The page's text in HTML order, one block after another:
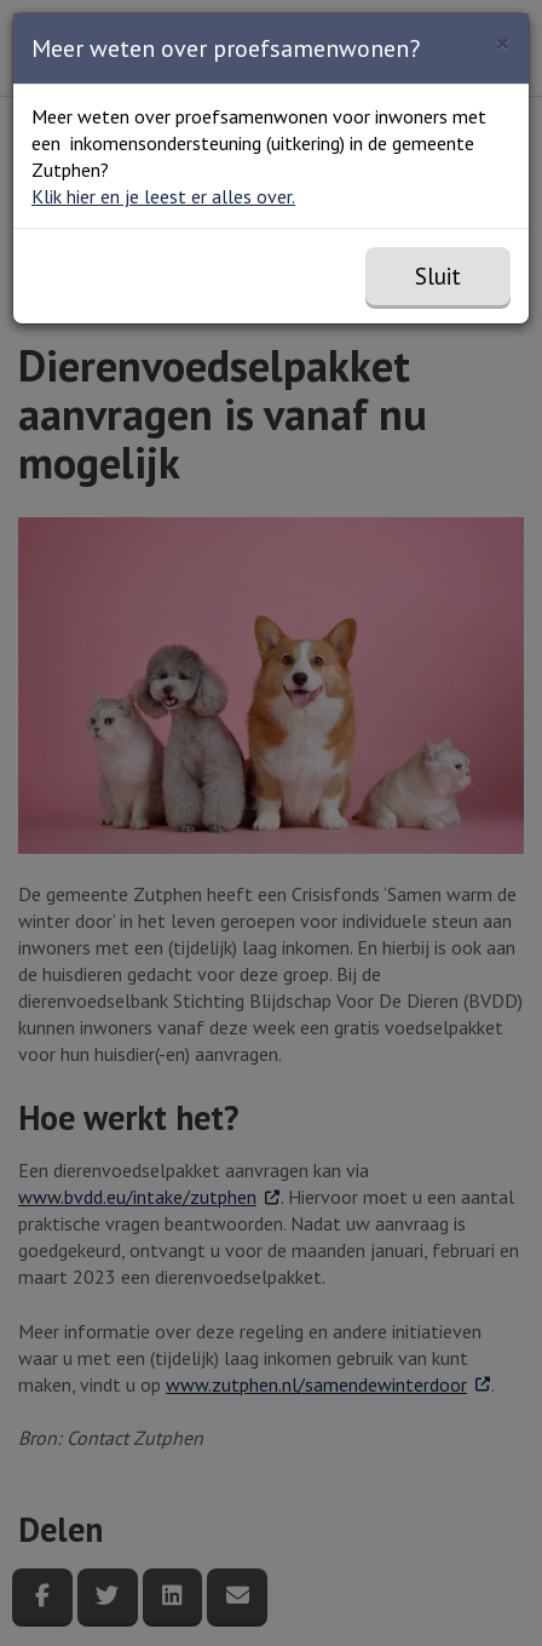
Open en sluit het
Menu
Lees voor
Uitleg woorden
Simpele tekst
Home
Dierenvoedselpakket aanvragen is vanaf nu
mogelijk
Dierenvoedselpakket
aanvragen is vanaf nu
mogelijk
De gemeente Zutphen heeft een Crisisfonds ‘Samen warm de
winter door’ in het leven geroepen voor individuele steun aan
inwoners met een (tijdelijk) laag inkomen. En hierbij is ook aan
de huisdieren gedacht voor deze groep. Bij de
dierenvoedselbank Stichting Blijdschap Voor De Dieren (BVDD)
kunnen inwoners vanaf deze week een gratis voedselpakket
voor hun huisdier(-en) aanvragen.
Hoe werkt het?
Een dierenvoedselpakket aanvragen kan via
www.bvdd.eu/intake/zutphen . Externe link
. Hiervoor moet u een aantal
praktische vragen beantwoorden. Nadat uw aanvraag is
goedgekeurd, ontvangt u voor de maanden januari, februari en
maart 2023 een dierenvoedselpakket.
Meer informatie over deze regeling en andere initiatieven
waar u met een (tijdelijk) laag inkomen gebruik van kunt
maken, vindt u op www.zutphen.nl/samendewinterdoor. .
Bron: Contact Zutphen
Delen
Deel deze pagina via Facebook
Deel deze pagina via Twitter
Deel deze pagina via LinkedIn
×
Meer weten over proefsamenwonen?
Meer weten over proefsamenwonen voor inwoners met
een inkomensondersteuning (uitkering) in de gemeente
Zutphen?
Klik hier en je leest er alles over.
Sluit